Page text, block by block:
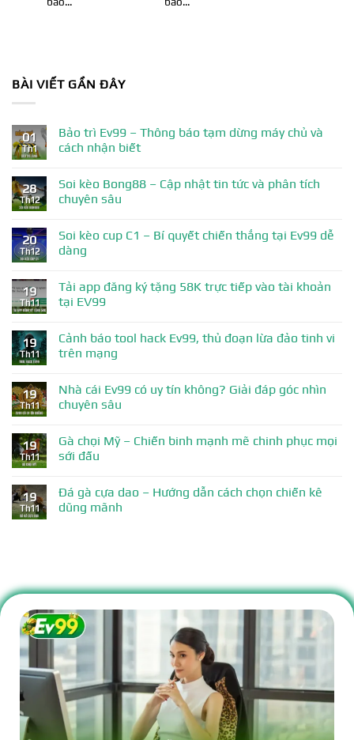
BÀI VIẾT GẦN ĐÂY
01
Th1
Bảo trì Ev99 – Thông báo tạm dừng máy chủ và
cách nhận biết
28
Th12
Soi kèo Bong88 – Cập nhật tin tức và phân tích
chuyên sâu
20
Th12
Soi kèo cup C1 – Bí quyết chiến thắng tại Ev99 dễ
dàng
19
Th11
Tải app đăng ký tặng 58K trực tiếp vào tài khoản
tại EV99
19
Th11
Cảnh báo tool hack Ev99, thủ đoạn lừa đảo tinh vi
trên mạng
19
Th11
Nhà cái Ev99 có uy tín không? Giải đáp góc nhìn
chuyên sâu
19
Th11
Gà chọi Mỹ – Chiến binh mạnh mẽ chinh phục mọi
sới đấu
19
Th11
Đá gà cựa dao – Hướng dẫn cách chọn chiến kê
dũng mãnh